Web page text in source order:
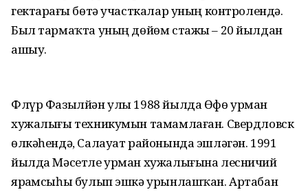
гектарҙағы бөтә участкалар уның контролендә.
Был тармаҡта уның дөйөм стажы – 20 йылдан
ашыу.
Флүр Фазылйән улы 1988 йылда Өфө урман
хужалығы техникумын тамамлаған. Свердловск
өлкәһендә, Салауат районында эшләгән. 1991
йылда Мәсетле урман хужалығына лесничий
ярҙамсыһы булып эшкә урынлашҡан. Артабан